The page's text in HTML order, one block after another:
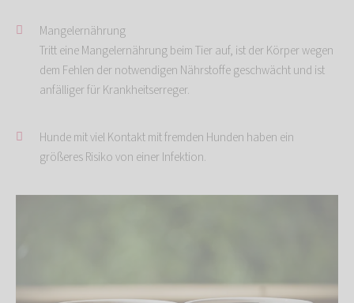
Mangelernährung
Tritt eine Mangelernährung beim Tier auf, ist der Körper wegen
dem Fehlen der notwendigen Nährstoffe geschwächt und ist
anfälliger für Krankheitserreger.
Hunde mit viel Kontakt mit fremden Hunden haben ein
größeres Risiko von einer Infektion.